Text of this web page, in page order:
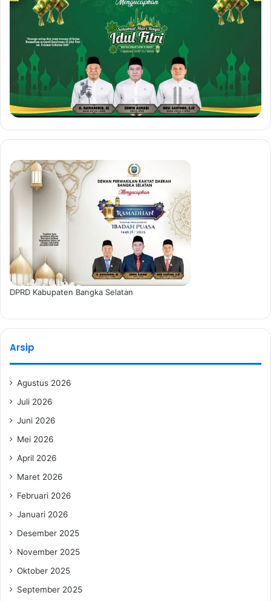
DPRD Kabupaten Bangka Selatan
Arsip
Agustus 2026
Juli 2026
Juni 2026
Mei 2026
April 2026
Maret 2026
Februari 2026
Januari 2026
Desember 2025
November 2025
Oktober 2025
September 2025